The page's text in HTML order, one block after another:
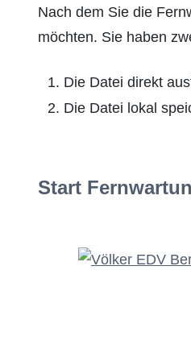
Nach dem Sie die
möchten. Sie haben
Die Datei direkt
Die Datei lokal
Start